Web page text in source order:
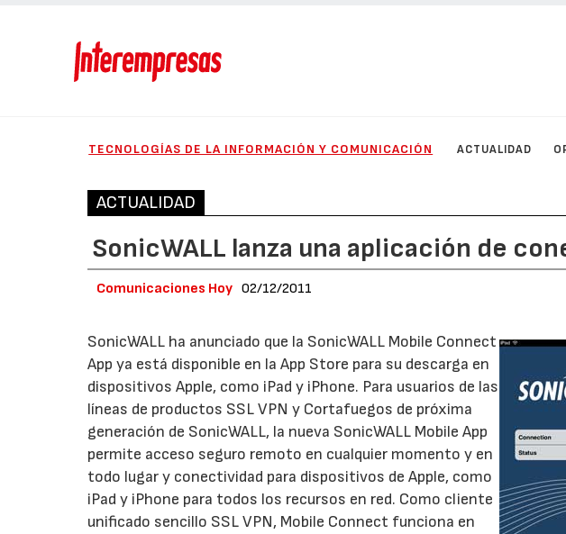
TECNOLOGÍAS DE LA INFORMACIÓN Y COMUNICACIÓN ACTUALIDAD
ACTUALIDAD
SonicWALL lanza una aplicación de
Comunicaciones Hoy 02/12/2011
SonicWALL ha anunciado que la SonicWALL Mobile Connect
App ya está disponible en la App Store para su descarga en
dispositivos Apple, como iPad y iPhone. Para usuarios de las
líneas de productos SSL VPN y Cortafuegos de próxima
generación de SonicWALL, la nueva SonicWALL Mobile App
permite acceso seguro remoto en cualquier momento y en
todo lugar y conectividad para dispositivos de Apple, como
iPad y iPhone para todos los recursos en red. Como cliente
unificado sencillo SSL VPN, Mobile Connect funciona en